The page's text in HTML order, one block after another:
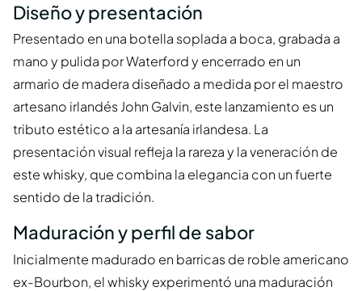
Diseño y presentación
Presentado en una botella soplada a boca, grabada a
mano y pulida por Waterford y encerrado en un
armario de madera diseñado a medida por el maestro
artesano irlandés John Galvin, este lanzamiento es un
tributo estético a la artesanía irlandesa. La
presentación visual refleja la rareza y la veneración de
este whisky, que combina la elegancia con un fuerte
sentido de la tradición.
Maduración y perfil de sabor
Inicialmente madurado en barricas de roble americano
ex-Bourbon, el whisky experimentó una maduración